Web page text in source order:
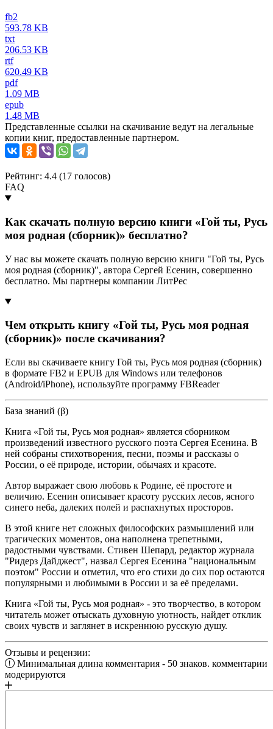
fb2
593.78 KB
txt
206.53 KB
rtf
620.49 KB
pdf
1.09 MB
epub
1.48 MB
Представленные ссылки на скачивание ведут на легальные
копии книг, предоставленные партнером.
Рейтинг: 4.4 (17 голосов)
FAQ
Как скачать полную версию книги «Гой ты, Русь
моя родная (сборник)» бесплатно?
У нас вы можете скачать полную версию книги "Гой ты, Русь
моя родная (сборник)", автора Сергей Есенин, совершенно
бесплатно. Мы партнеры компании ЛитРес
Чем открыть книгу «Гой ты, Русь моя родная
(сборник)» после скачивания?
Если вы скачиваете книгу Гой ты, Русь моя родная (сборник)
в формате FB2 и EPUB для Windows или телефонов
(Android/iPhone), используйте программу FBReader
База знаний (β)
Книга «Гой ты, Русь моя родная» является сборником
произведений известного русского поэта Сергея Есенина. В
ней собраны стихотворения, песни, поэмы и рассказы о
России, о её природе, истории, обычаях и красоте.
Автор выражает свою любовь к Родине, её простоте и
величию. Есенин описывает красоту русских лесов, ясного
синего неба, далеких полей и распахнутых просторов.
В этой книге нет сложных философских размышлений или
трагических моментов, она наполнена трепетными,
радостными чувствами. Стивен Шепард, редактор журнала
"Ридерз Дайджест", назвал Сергея Есенина "национальным
поэтом" России и отметил, что его стихи до сих пор остаются
популярными и любимыми в России и за её пределами.
Книга «Гой ты, Русь моя родная» - это творчество, в котором
читатель может отыскать духовную уютность, найдет отклик
своих чувств и заглянет в искреннюю русскую душу.
Отзывы и рецензии:
Минимальная длина комментария - 50 знаков. комментарии
модерируются